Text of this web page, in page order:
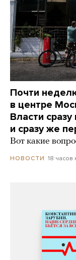
Почти
в центре
Власти
и сразу же
Вот какие
НОВОСТИ 18 часов